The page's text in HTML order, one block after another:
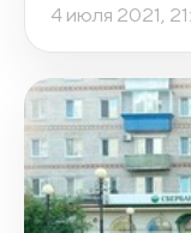
4 июля 2021,